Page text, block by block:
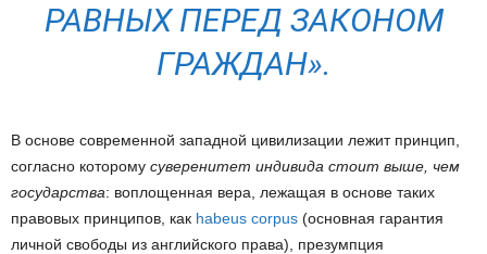
РАВНЫХ ПЕРЕД ЗАКОНОМ
ГРАЖДАН».
В основе современной западной цивилизации лежит принцип,
согласно которому суверенитет индивида стоит выше, чем
государства: воплощенная вера, лежащая в основе таких
правовых принципов, как habeus corpus (основная гарантия
личной свободы из английского права), презумпция